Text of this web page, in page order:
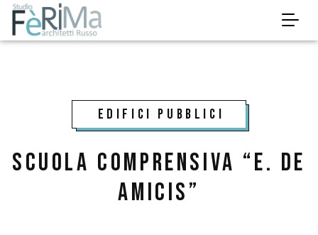
EDIFICI pubblici
Scuola Comprensiva “E. De
Amicis”